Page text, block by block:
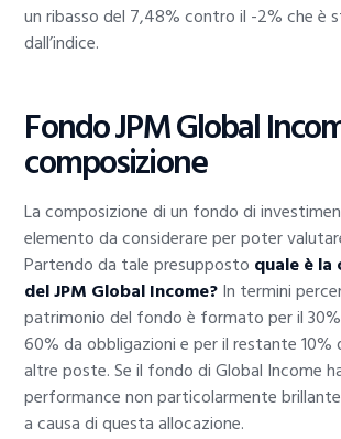
un ribasso del 7,48% contro il -2% che è
dall’indice.
Fondo JPM Global
composizione
La composizione di un fondo di
elemento da considerare per poter
Partendo da tale presupposto quale è la
del JPM Global Income?In termini
patrimonio del fondo è formato per il
60% da obbligazioni e per il restante 10%
altre poste. Se il fondo di Global Income
performance non particolarmente
a causa di questa allocazione.